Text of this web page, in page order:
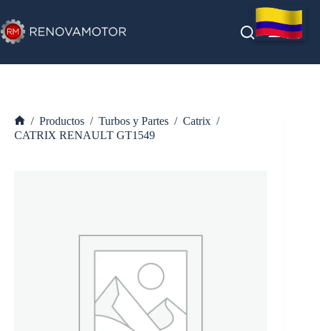
al
contenido
Inicio
/ Productos / Turbos y Partes / Catrix /
CATRIX RENAULT GT1549